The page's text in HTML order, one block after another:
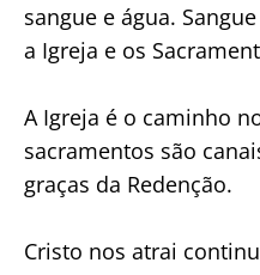
sangue e água.
a Igreja e os
A Igreja é o caminho
sacramentos são
graças da Redenção.
Cristo nos atrai